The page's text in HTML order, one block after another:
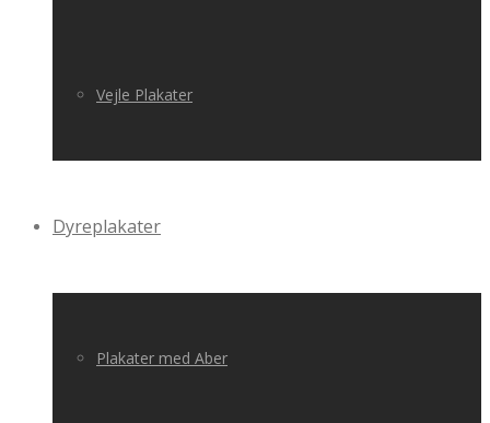
Vejle Plakater
Dyreplakater
Plakater med Aber